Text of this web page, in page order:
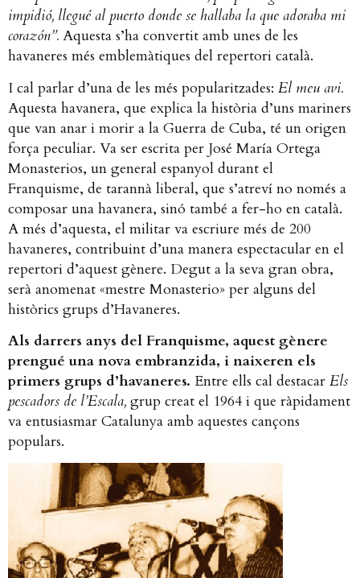
impidió, llegué al puerto donde se hallaba la que adoraba mi
corazón”. Aquesta s’ha convertit amb unes de les
havaneres més emblemàtiques del repertori català.
I cal parlar d’una de les més popularitzades: El meu avi.
Aquesta havanera, que explica la història d’uns mariners
que van anar i morir a la Guerra de Cuba, té un origen
força peculiar. Va ser escrita per José María Ortega
Monasterios, un general espanyol durant el
Franquisme, de tarannà liberal, que s’atreví no només a
composar una havanera, sinó també a fer-ho en català.
A més d’aquesta, el militar va escriure més de 200
havaneres, contribuint d’una manera espectacular en el
repertori d’aquest gènere. Degut a la seva gran obra,
serà anomenat «mestre Monasterio» per alguns del
històrics grups d’Havaneres.
Als darrers anys del Franquisme, aquest gènere
prengué una nova embranzida, i naixeren els
primers grups d’havaneres. Entre ells cal destacar Els
pescadors de l’Escala, grup creat el 1964 i que ràpidament
va entusiasmar Catalunya amb aquestes cançons
populars.